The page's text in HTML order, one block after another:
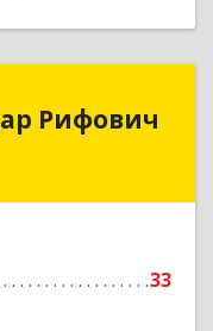
Рифович
33
Рифович
Дюртюли г,